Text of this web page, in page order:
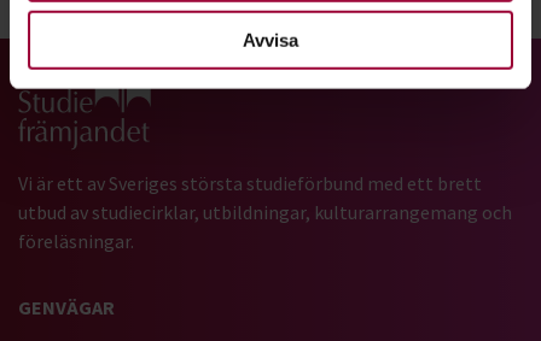
Avvisa
Gå till studiefrämjandets startsida
Vi är ett av Sveriges största studieförbund med ett brett
utbud av studiecirklar, utbildningar, kulturarrangemang och
föreläsningar.
GENVÄGAR